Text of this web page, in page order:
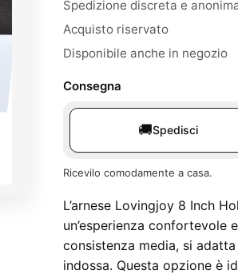
Spedizione discreta e
Acquisto riservato
Disponibile anche in negozio
Consegna
🚚Spedisci
Ricevilo comodamente a casa.
L’arnese Lovingjoy 8 Inch
un’esperienza confortevole
consistenza media, si
indossa. Questa opzione è